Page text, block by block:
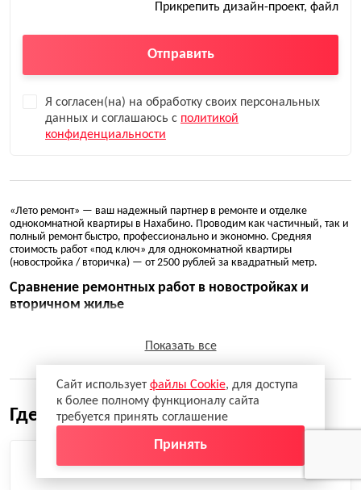
Прикрепить дизайн-проект, файл
Отправить
Я согласен(на) на обработку своих персональных
данных и соглашаюсь с политикой
конфиденциальности
«Лето ремонт» — ваш надежный партнер в ремонте и отделке
однокомнатной квартиры в Нахабино. Проводим как частичный, так и
полный ремонт быстро, профессионально и экономно. Средняя
стоимость работ «под ключ» для однокомнатной квартиры
(новостройка / вторичка) — от 2500 рублей за квадратный метр.
Сравнение ремонтных работ в новостройках и
вторичном жилье
советского периода. Перепланировка в новостройках проходит без
отделки.
Однокомнатные квартиры в старых домах Нахабино обычно требуют в
серьезном обновлении ограждающих поверхностей и коммуникаций.
распределить расходы и осуществить экономичный ремонт
Что предлагает «Лето ремонт»
Показать все
Где мы делаем ремонт?
Сайт использует файлы Cookie, для доступа
к более полному функционалу сайта
требуется принять соглашение
Принять